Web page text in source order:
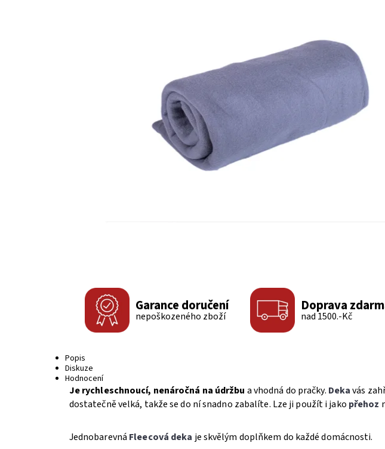
Garance doručení
nepoškozeného zboží
Doprava
nad 1500.-Kč
Popis
Diskuze
Hodnocení
Je rychleschnoucí, nenáročná na údržbu a vhodná do pračky. Dekavás
dostatečně velká, takže se do ní snadno zabalíte. Lze ji použít i jako přehoz
Jednobarevná Fleecová deka je skvělým doplňkem do každé domácnosti.